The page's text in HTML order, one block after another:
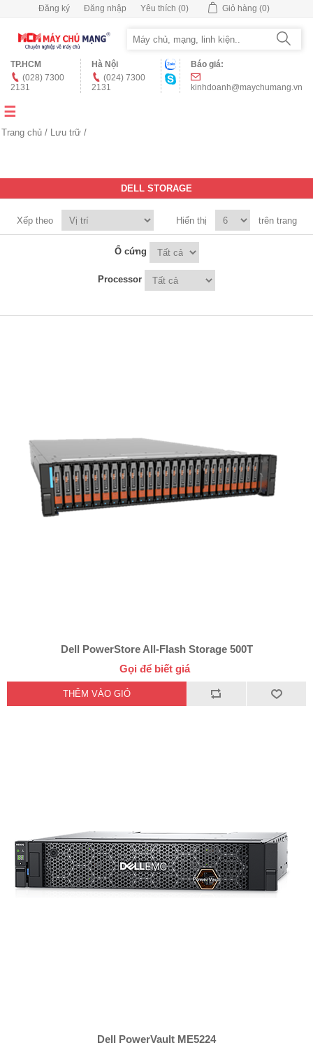
Đăng ký Đăng nhập Yêu thích (0) Giỏ hàng (0)
TP.HCM
(028) 7300
2131
Hà Nội
(024) 7300
2131
Báo giá:
kinhdoanh@maychumang.vn
Trang chủ / Lưu trữ /
DELL STORAGE
Xếp theo Hiển thị trên trang
Ổ cứng
Processor
Dell PowerStore All-Flash Storage 500T
Gọi để biết giá
Dell PowerVault ME5224